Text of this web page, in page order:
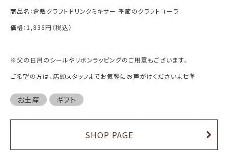
商品名：倉敷クラフトドリンクミキサー 季節のクラフトコーラ
価格：1,836円（税込）
※父の日用のシールやリボンラッピングのご用意もございます。
ご希望の方は、店頭スタッフまでお気軽にお声がけくださいませ💐
お土産 ギフト
SHOP PAGE